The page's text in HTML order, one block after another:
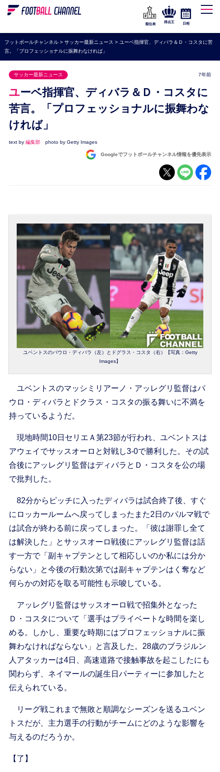
WEリーグ
海外サッカー
プレミアリーグ
ラ・リーガ
セリエA
ブンデスリーガ
UEFA
ナショナルチーム
順位表
得点王 日程
フットボールチャンネル> サッカー最新ニュース > ユーベ指揮官、ディバラ＆Ｄ・コスタに苦
言。「プロフェッショナルに振舞わなければ」
サッカー最新ニュース 7年前
ユーベ指揮官、ディバラ＆Ｄ・コスタに
苦言。「プロフェッショナルに振舞わな
ければ」
text by 編集部 photo by Getty Images
Googleでフットボールチャンネル情報を優先表示
ユベントスのパウロ・ディバラ（左）とドグラス・コスタ（右）【写真：Getty
Images】
ユベントスのマッシミリアーノ・アッレグリ監督はパ
ウロ・ディバラとドクラス・コスタの振る舞いに不満を
持っているようだ。
現地時間10日セリエＡ第23節が行われ、ユベントスは
アウェイでサッスオーロと対戦し3-0で勝利した。その試
合後にアッレグリ監督はディバラとＤ・コスタを公の場
で批判した。
82分からピッチに入ったディバラは試合終了後、すぐ
にロッカールームへ戻ってしまったまた2日のパルマ戦で
は試合が終わる前に戻ってしまった。「彼は謝罪し全て
は解決した」とサッスオーロ戦後にアッレグリ監督は話
す一方で「副キャプテンとして相応しいのか私には分か
らない」と今後の行動次第では副キャプテンはく奪など
何らかの対応を取る可能性も示唆している。
アッレグリ監督はサッスオーロ戦で招集外となった
Ｄ・コスタについて「選手はプライベートな時間を楽し
める。しかし、重要な時期にはプロフェッショナルに振
舞わなければならない」と言及した。28歳のブラジルン
人アタッカーは4日、高速道路で接触事故を起こしたにも
関わらず、ネイマールの誕生日パーティーに参加したと
伝えられている。
リーグ戦これまで無敗と順調なシーズンを送るユベン
トスだが、主力選手の行動がチームにどのような影響を
与えるのだろうか。
【了】